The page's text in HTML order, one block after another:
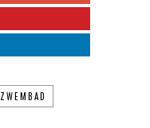
ZWEMBAD